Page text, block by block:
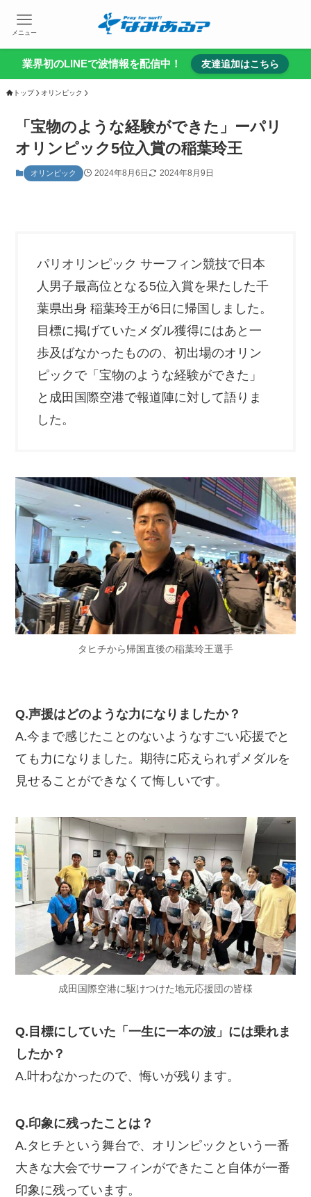
メニュー
業界初のLINEで波情報を配信中！ 友達追加はこちら
トップ オリンピック
「宝物のような経験ができた」ーパリ
オリンピック5位入賞の稲葉玲王
オリンピック 2024年8月6日 2024年8月9日
パリオリンピック サーフィン競技で日本
人男子最高位となる5位入賞を果たした千
葉県出身 稲葉玲王が6日に帰国しました。
目標に掲げていたメダル獲得にはあと一
歩及ばなかったものの、初出場のオリン
ピックで「宝物のような経験ができた」
と成田国際空港で報道陣に対して語りま
した。
タヒチから帰国直後の稲葉玲王選手
Q.声援はどのような力になりましたか？
A.今まで感じたことのないようなすごい応援でと
ても力になりました。期待に応えられずメダルを
見せることができなくて悔しいです。
成田国際空港に駆けつけた地元応援団の皆様
Q.目標にしていた「一生に一本の波」には乗れま
したか？
A.叶わなかったので、悔いが残ります。
Q.印象に残ったことは？
A.タヒチという舞台で、オリンピックという一番
大きな大会でサーフィンができたこと自体が一番
印象に残っています。